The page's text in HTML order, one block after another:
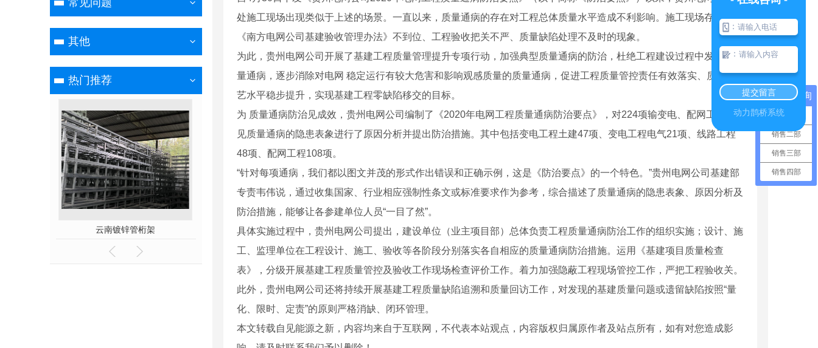
常见问题
其他
热门推荐
云南镀锌管桁架 云南10号桁架 云南20号桁架 贵州桁架厂家 云南铝合金厂家
处施工现场出现类似于上述的场景。一直以来，质量通病的存在对工程总体质量水平造成不利影响。施工现场存在执行
《南方电网公司基建验收管理办法》不到位、工程验收把关不严、质量缺陷处理不及时的现象。
为此，贵州电网公司开展了基建工程质量管理提升专项行动，加强典型质量通病的防治，杜绝工程建设过程中发生的质
量通病，逐步消除对电网 稳定运行有较大危害和影响观感质量的质量通病，促进工程质量管控责任有效落实、质量工
艺水平稳步提升，实现基建工程零缺陷移交的目标。
为 质量通病防治见成效，贵州电网公司编制了《2020年电网工程质量通病防治要点》，对224项输变电、配网工程常
见质量通病的隐患表象进行了原因分析并提出防治措施。其中包括变电工程土建47项、变电工程电气21项、线路工程
48项、配网工程108项。
“针对每项通病，我们都以图文并茂的形式作出错误和正确示例，这是《防治要点》的一个特色。 ”贵州电网公司基建部
专责韦伟说，通过收集国家、行业相应强制性条文或标准要求作为参考，综合描述了质量通病的隐患表象、原因分析及
防治措施，能够让各参建单位人员“一目了然”。
具体实施过程中，贵州电网公司提出，建设单位（业主项目部）总体负责工程质量通病防治工作的组织实施；设计、施
工、监理单位在工程设计、施工、验收等各阶段分别落实各自相应的质量通病防治措施。运用《基建项目质量检查
表》，分级开展基建工程质量管控及验收工作现场检查评价工作。着力加强隐蔽工程现场管控工作，严把工程验收关。
此外，贵州电网公司还将持续开展基建工程质量缺陷追溯和质量回访工作，对发现的基建质量问题或遗留缺陷按照“量
化、限时、定责”的原则严格消缺、闭环管理。
本文转载自见能源之新，内容均来自于互联网，不代表本站观点，内容版权归属原作者及站点所有，如有对您造成影
在线咨询
销售一部
销售二部
销售三部
销售四部
：
：
提交留言
动力鹊桥系统